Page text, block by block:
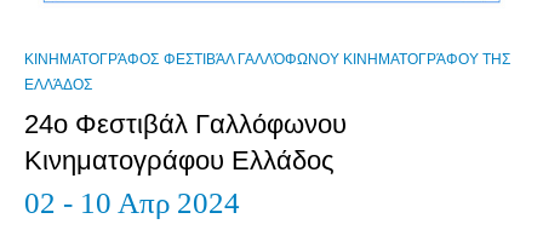
ΚΙΝΗΜΑΤΟΓΡΆΦΟΣ ΦΕΣΤΙΒΆΛ ΓΑΛΛΌΦΩΝΟΥ ΚΙΝΗΜΑΤΟΓΡΆΦΟΥ ΤΗΣ
ΕΛΛΆΔΟΣ
24ο Φεστιβάλ Γαλλόφωνου
Κινηματογράφου Ελλάδος
02 - 10 Απρ 2024